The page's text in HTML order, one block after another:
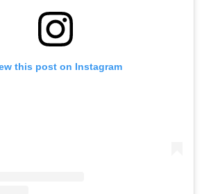
this post on Instagram